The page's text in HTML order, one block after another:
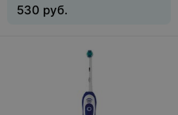
530 руб.